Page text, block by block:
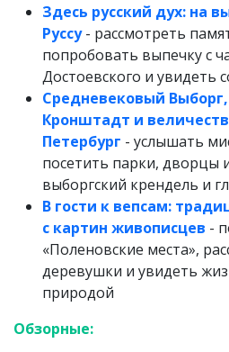
Здесь русский дух: на
Руссу- рассмотреть
попробовать выпечку с
Достоевского и увидеть
Средневековый
Кронштадт и
Петербург - услышать
посетить парки, дворцы
выборгский крендель и
В гости к вепсам:
с картин живописцев -
«Поленовские места»,
деревушки и увидеть
природой
Обзорные: